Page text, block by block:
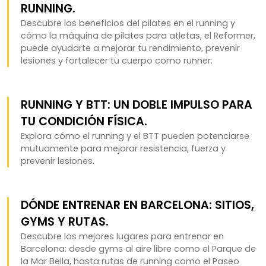
RUNNING.
Descubre los beneficios del pilates en el running y
cómo la máquina de pilates para atletas, el Reformer,
puede ayudarte a mejorar tu rendimiento, prevenir
lesiones y fortalecer tu cuerpo como runner.
RUNNING Y BTT: UN DOBLE IMPULSO PARA
TU CONDICIÓN FÍSICA.
Explora cómo el running y el BTT pueden potenciarse
mutuamente para mejorar resistencia, fuerza y
prevenir lesiones.
DÓNDE ENTRENAR EN BARCELONA: SITIOS,
GYMS Y RUTAS.
Descubre los mejores lugares para entrenar en
Barcelona: desde gyms al aire libre como el Parque de
la Mar Bella, hasta rutas de running como el Paseo